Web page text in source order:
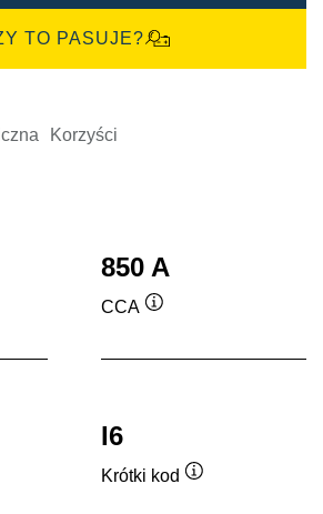
TO PASUJE?
Korzyści
850 A
CCA
I6
Krótki kod